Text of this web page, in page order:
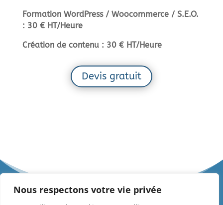
Nous respectons votre vie privée
Formation WordPress / Woocommerce / S.E.O.
: 30 € HT/Heure
Création de contenu : 30 € HT/Heure
Devis gratuit